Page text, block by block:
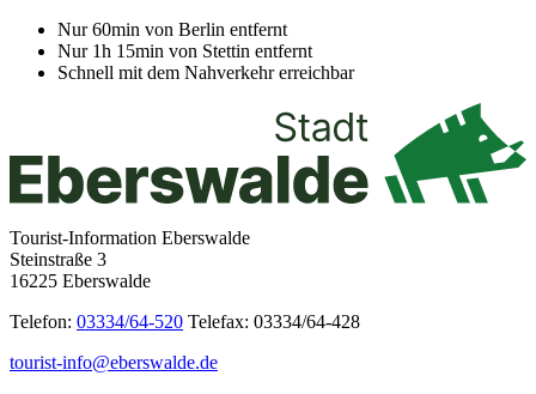
Nur 60min von Berlin entfernt
Nur 1h 15min von Stettin entfernt
Schnell mit dem Nahverkehr erreichbar
Tourist-Information Eberswalde
Steinstraße 3
16225 Eberswalde
Telefon: 03334/64-520 Telefax: 03334/64-428
tourist-info@eberswalde.de